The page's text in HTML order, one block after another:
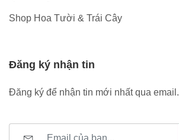
Shop Hoa Tười & Trái Cây
Đăng ký nhận tin
Đăng ký để nhận tin mới nhất qua email.